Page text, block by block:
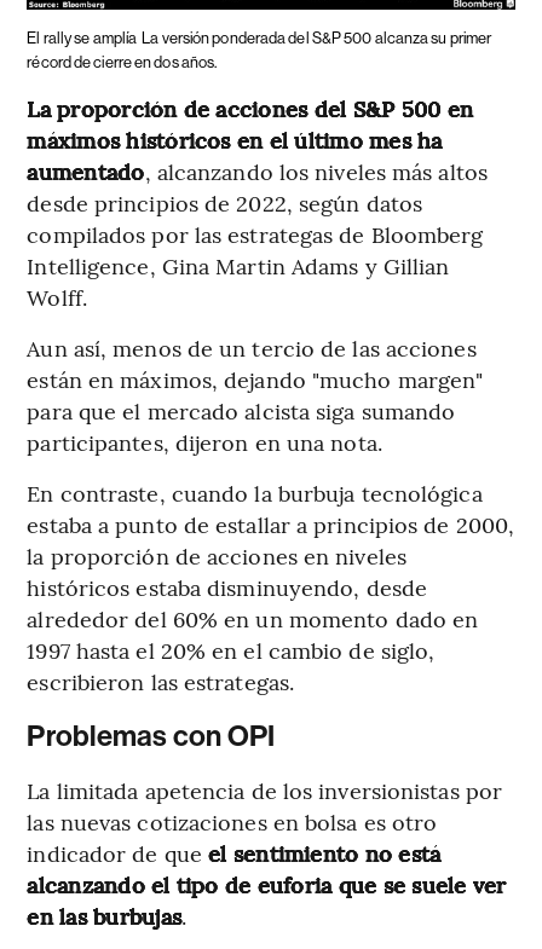
El rally se amplía La versión ponderada del S&P 500 alcanza su primer
récord de cierre en dos años.
La proporción de acciones del S&P 500 en
máximos históricos en el último mes ha
aumentado, alcanzando los niveles más altos
desde principios de 2022, según datos
compilados por las estrategas de Bloomberg
Intelligence, Gina Martin Adams y Gillian
Wolff.
Aun así, menos de un tercio de las acciones
están en máximos, dejando "mucho margen"
para que el mercado alcista siga sumando
participantes, dijeron en una nota.
En contraste, cuando la burbuja tecnológica
estaba a punto de estallar a principios de 2000,
la proporción de acciones en niveles
históricos estaba disminuyendo, desde
alrededor del 60% en un momento dado en
1997 hasta el 20% en el cambio de siglo,
escribieron las estrategas.
Problemas con OPI
La limitada apetencia de los inversionistas por
las nuevas cotizaciones en bolsa es otro
indicador de queel sentimiento no está
alcanzando el tipo de euforia que se suele ver
en las burbujas.